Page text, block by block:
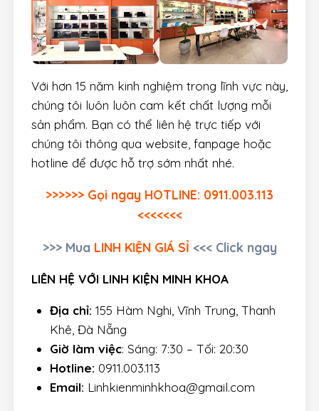
Với hơn 15 năm kinh nghiệm trong lĩnh vực này,
chúng tôi luôn luôn cam kết chất lượng mỗi
sản phẩm. Bạn có thể liên hệ trực tiếp với
chúng tôi thông qua website, fanpage hoặc
hotline để được hỗ trợ sớm nhất nhé.
>>>>>> Gọi ngay HOTLINE: 0911.003.113
<<<<<<<
>>> Mua LINH KIỆN GIÁ SỈ <<< Click ngay
LIÊN HỆ VỚI LINH KIỆN MINH KHOA
Địa chỉ: 155 Hàm Nghi, Vĩnh Trung, Thanh
Khê, Đà Nẵng
Giờ làm việc: Sáng: 7:30 – Tối: 20:30
Hotline: 0911.003.113
Email: Linhkienminhkhoa@gmail.com